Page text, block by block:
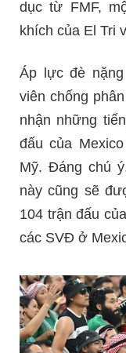
dục từ FMF,
khích của El Tri
Áp lực đè
viên chống
nhận những
đấu của
Mỹ. Đáng chú
này cũng sẽ
104 trận đấu
các SVĐ ở